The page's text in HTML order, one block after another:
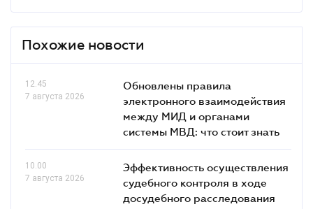
Похожие новости
12.45
7 августа 2026
Обновлены правила
электронного взаимодействия
между МИД и органами
системы МВД: что стоит знать
10.00
7 августа 2026
Эффективность осуществления
судебного контроля в ходе
досудебного расследования